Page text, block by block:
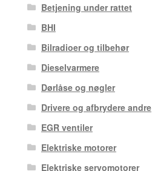
Betjening under rattet
BHI
Bilradioer og tilbehør
Dieselvarmere
Dørlåse og nøgler
Drivere og afbrydere andre
EGR ventiler
Elektriske motorer
Elektriske servomotorer